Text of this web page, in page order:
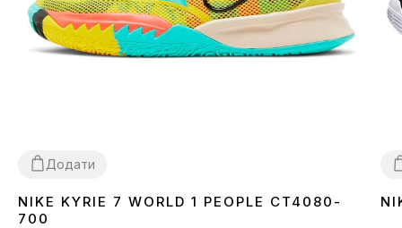
Додати
42
NIKE KYRIE 7 WORLD 1 PEOPLE CT4080-
700